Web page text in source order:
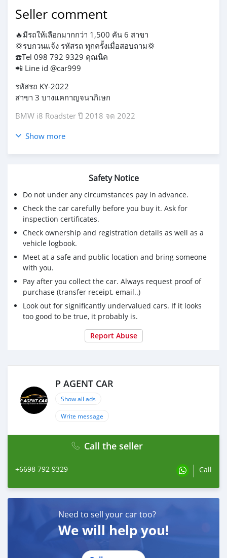
Seller comment
🔥มีรถให้เลือกมากกว่า 1,500 คัน 6 สาขา
💢รบกวนแจ้ง รหัสรถ ทุกครั้งเมื่อสอบถาม💢
☎️Tel 098 792 9329 คุณนิค
📲 Line id @car999
รหัสรถ KY-2022
สาขา 3 บางแคกาญจนาภิเษก
BMW i8 Roadster ปี 2018 จด 2022
Price 7,190,000 บาท
- 1 ในตองอู สวยสุด วิ่งน้อยสุด ยังเหลืออยู่ในไทย 🇹🇭
- BSI exp 03/2026 (5yrs/100,000km)
- Warranty exp 03/2026 (5yrs/200,000km)
** Specification**
- รถศูนย์ BMW Thailand Warranty เริ่ม 03/2021
- Service ศูนย์ทุกระยะ
- เครื่องยนต์เบนซิน TwinPower Turbo 3 สูบ 1.5L 1,499cc
ทำงานร่วมกับมอเตอร์ไฟฟ้า ให้กำลังรวม 374hp/570nm ขับ
เคลื่อนล้อหลัง
- เกียร์ Steptronic 6 speeds
Ah
- วิ่งไฟฟ้าล้วนได้ 55 km
- โหมดการขับขี่ Eco Pro / Comfort
- Driving Assistant
- พวงมาลัย Multi-Function
- ไฟหน้า Laser Light
- หลังคาไฟฟ้า Soft Top Roof ใช้เวลาเปิด / ปิด 15 วินาที
- เบาะคู่หน้าไฟฟ้าพร้อม Memory Package
- ภายใน Dry Carbon
- แอร์ Dual Climate Control
- เครื่องเสียง Harman Kardon
- Comfort Access
- กล้องหลัง / Park Sensor
#BMW #i8 #Roadster #บีเอ็มดับเบิ้ลยูไอ8
Show more
Safety Notice
Do not under any circumstances pay in advance.
Check the car carefully before you buy it. Ask for
inspection certificates.
Check ownership and registration details as well as a
vehicle logbook.
Meet at a safe and public location and bring someone
with you.
Pay after you collect the car. Always request proof of
purchase (transfer receipt, email..)
Look out for significantly undervalued cars. If it looks
too good to be true, it probably is.
Report Abuse
P AGENT CAR
Show all ads
Write message
Call the seller
+6698 792 9329 Call
Need to sell your car too?
We will help you!